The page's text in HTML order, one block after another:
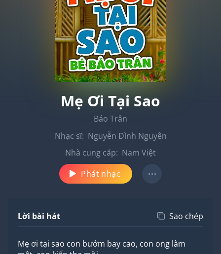
Mẹ Ơi Tại Sao
Bảo Trân
Nhạc sĩ: Nguyễn Đình Nguyên
Nhà cung cấp: Nam Việt
Phát nhạc
Lời bài hát Sao chép
Mẹ ơi tại sao con bướm bay cao, con ong làm